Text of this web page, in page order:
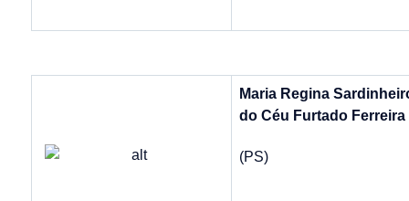
Maria Regina
do Céu Furtado Ferreira
(PS)